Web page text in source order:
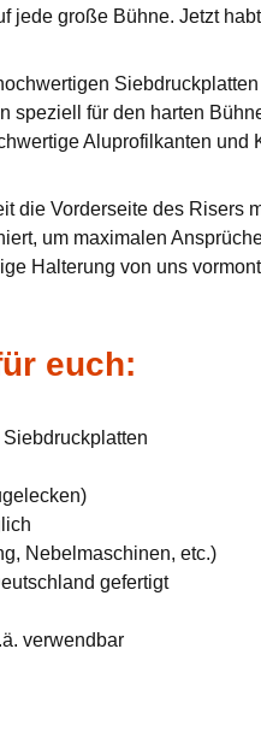
jede große Bühne. Jetzt
speziell für den harten
Aluprofilkanten
die Vorderseite des Risers
um maximalen
Halterung von uns
euch:
Nebelmaschinen, etc.)
gefertigt
verwendbar